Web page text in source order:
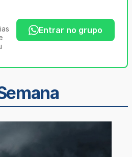
Entrar no grupo